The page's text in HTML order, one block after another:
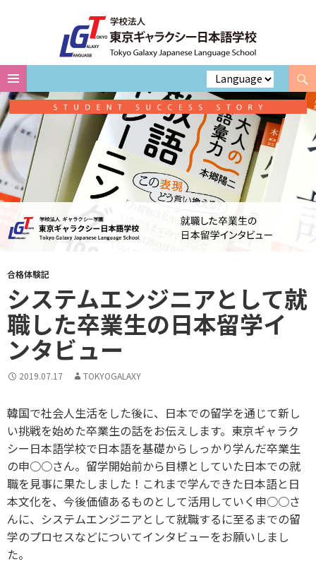
Search
Skip
to
content
合格体験記
システムエンジニアとして就
職した卒業生の日本留学イ
ンタビュー
2019.07.17 TOKYOGALAXY
韓国で社会人生活をした後に、日本での留学を通じて新し
い挑戦を始めた卒業生の話をお伝えします。東京ギャラク
シー日本語学校で日本語を基礎からしっかり学んだ卒業生
の申○○さん。留学開始前から目標としていた日本での就
職を見事に果たしました！これまで学んできた日本語と日
本文化を、今後価値あるものとして活用していく申○○さ
んに、システムエンジニアとして就職するに至るまでの留
学のプロセスなどについてインタビューをお願いしまし
た。